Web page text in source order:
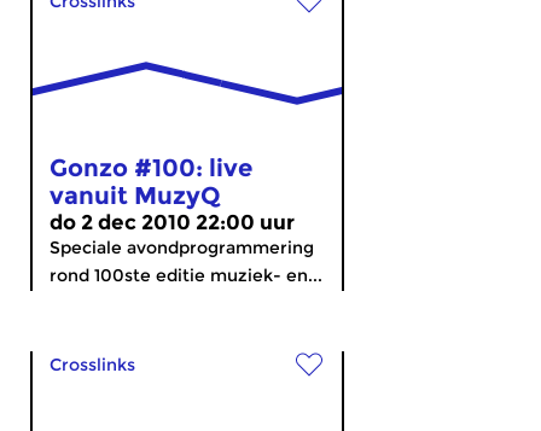
Gonzo #100: live
vanuit MuzyQ
do 2 dec 2010 22:00 uur
Speciale avondprogrammering
rond 100ste editie muziek- en...
Crosslinks